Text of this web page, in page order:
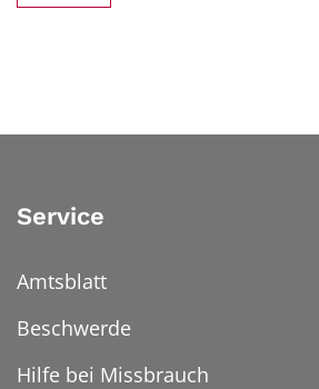
Service
Amtsblatt
Beschwerde
Hilfe bei Missbrauch